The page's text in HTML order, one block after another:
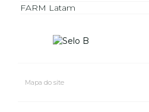
FARM Latam
Mapa do site